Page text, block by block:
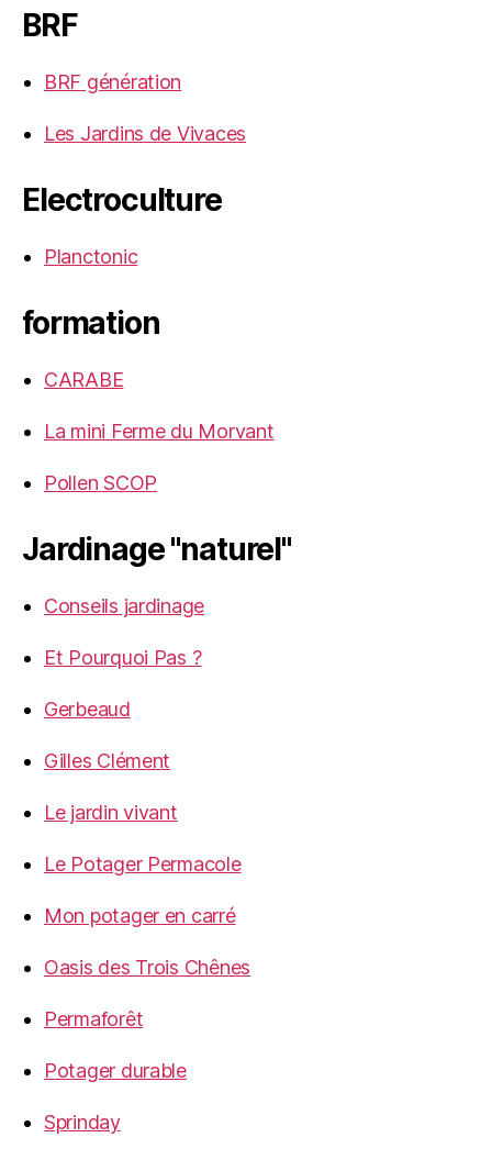
BRF
BRF génération
Les Jardins de Vivaces
Electroculture
Planctonic
formation
CARABE
La mini Ferme du Morvant
Pollen SCOP
Jardinage "naturel"
Conseils jardinage
Et Pourquoi Pas ?
Gerbeaud
Gilles Clément
Le jardin vivant
Le Potager Permacole
Mon potager en carré
Oasis des Trois Chênes
Permaforêt
Potager durable
Sprinday